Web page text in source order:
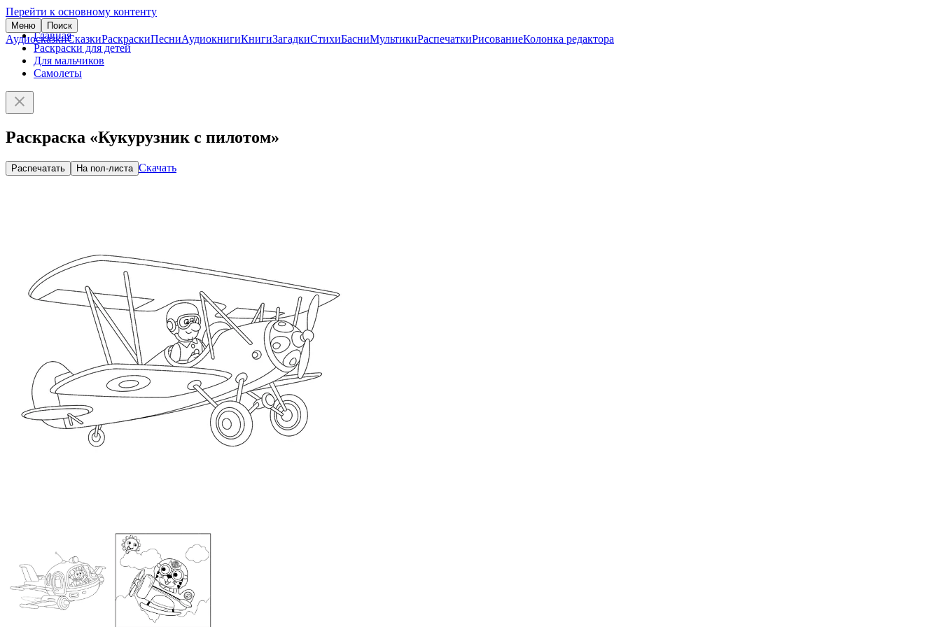
Перейти к основному контенту
Меню Поиск
АудиосказкиСказкиРаскраскиПесниАудиокнигиКнигиЗагадкиСтихиБасниМультикиРаспечаткиРисованиеКолонка редактора
Главная
Раскраски для детей
Для мальчиков
Самолеты
Раскраска «Кукурузник с пилотом»
Распечатать На пол-листа Скачать